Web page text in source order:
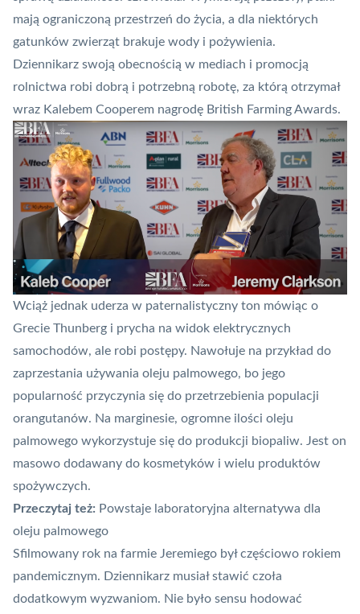
mają ograniczoną przestrzeń do życia, a dla niektórych
gatunków zwierząt brakuje wody i pożywienia.
Dziennikarz swoją obecnością w mediach i promocją
rolnictwa robi dobrą i potrzebną robotę, za którą otrzymał
wraz Kalebem Cooperem nagrodę British Farming Awards.
Wciąż jednak uderza w paternalistyczny ton mówiąc o
Grecie Thunberg i prycha na widok elektrycznych
samochodów, ale robi postępy. Nawołuje na przykład do
zaprzestania używania oleju palmowego, bo jego
popularność przyczynia się do przetrzebienia populacji
orangutanów. Na marginesie, ogromne ilości oleju
palmowego wykorzystuje się do produkcji biopaliw. Jest on
masowo dodawany do kosmetyków i wielu produktów
spożywczych.
Przeczytaj też: Powstaje laboratoryjna alternatywa dla
oleju palmowego
Sfilmowany rok na farmie Jeremiego był częściowo rokiem
pandemicznym. Dziennikarz musiał stawić czoła
dodatkowym wyzwaniom. Nie było sensu hodować